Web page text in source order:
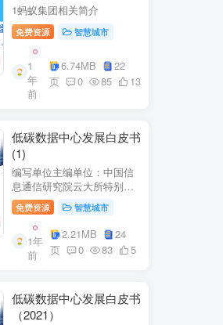
1蚂蚁集团相关简介
免费资源 智慧城市
1
年
前
6.74MB
22
页
0 85 13
低碳数据中心发展白皮书
(1)
编写单位主编单位：中国信
息通信研究院云大所特别鸣
谢：百度、阿里巴巴、腾
讯、中金数据、秦淮数据、
万国数据、河北省凤凰谷零
碳发展研究院、绿色和平等
单位的大力支持。
免费资源 智慧城市
1年
前
2.21MB
24
页
0 83 5
低碳数据中心发展白皮书
（2021）